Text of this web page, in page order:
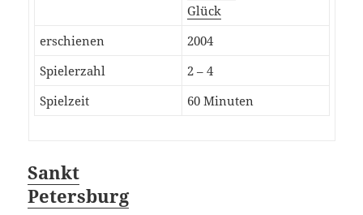
Glück
erschienen
2004
Spielerzahl
2 – 4
Spielzeit
60 Minuten
Sankt
Petersburg